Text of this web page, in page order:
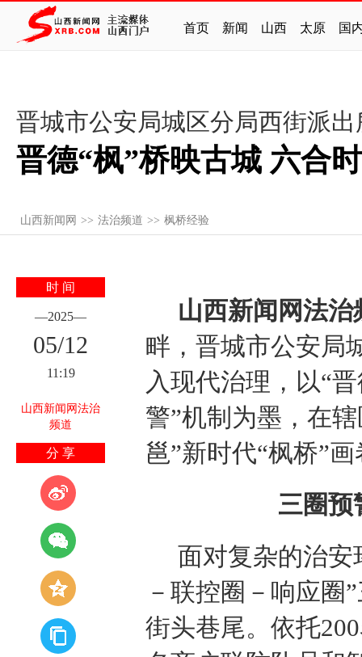
首页 新闻 山西 太原 国
晋城市公安局城区分局西街派出
晋德“枫”桥映古城 六合
山西新闻网 >> 法治频道 >> 枫桥经验
时 间
—2025—
05/12
11:19
山西新闻网法治
频道
分 享
山西新闻网法治
畔，晋城市公安局
入现代治理，以“
警”机制为墨，在
邕”新时代“枫桥”
三圈预
面对复杂的治安
－联控圈－响应圈
街头巷尾。依托